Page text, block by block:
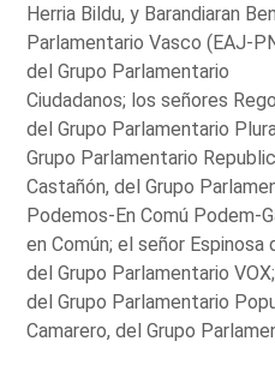
Herria Bildu, y Barandiaran
Parlamentario Vasco (EAJ-
del Grupo Parlamentario
Ciudadanos; los señores
del Grupo Parlamentario
Grupo Parlamentario
Castañón, del Grupo
Podemos-En Comú Podem-
en Común; el señor
del Grupo Parlamentario
del Grupo Parlamentario
Camarero, del Grupo